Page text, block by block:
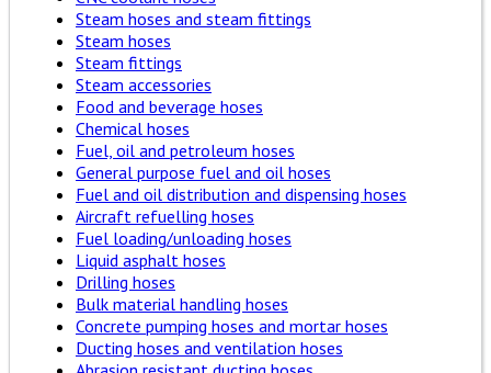
Steam hoses and steam fittings
Steam hoses
Steam fittings
Steam accessories
Food and beverage hoses
Chemical hoses
Fuel, oil and petroleum hoses
General purpose fuel and oil hoses
Fuel and oil distribution and dispensing hoses
Aircraft refuelling hoses
Fuel loading/unloading hoses
Liquid asphalt hoses
Drilling hoses
Bulk material handling hoses
Concrete pumping hoses and mortar hoses
Ducting hoses and ventilation hoses